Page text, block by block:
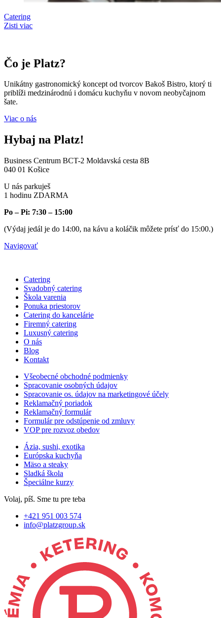
Catering
Zisti viac
Čo je Platz?
Unikátny gastronomický koncept od tvorcov Bakoš Bistro, ktorý ti
priblíži medzinárodnú i domácu kuchyňu v novom neobyčajnom
šate.
Viac o nás
Hybaj na Platz!
Business Centrum BCT-2 Moldavská cesta 8B
040 01 Košice
U nás parkuješ
1 hodinu ZDARMA
Po – Pi: 7:30 – 15:00
(Výdaj jedál je do 14:00, na kávu a koláčik môžete prísť do 15:00.)
Navigovať
Catering
Svadobný catering
Škola varenia
Ponuka priestorov
Catering do kancelárie
Firemný catering
Luxusný catering
O nás
Blog
Kontakt
Všeobecné obchodné podmienky
Spracovanie osobných údajov
Spracovanie os. údajov na marketingové účely
Reklamačný poriadok
Reklamačný formulár
Formulár pre odstúpenie od zmluvy
VOP pre rozvoz obedov
Ázia, sushi, exotika
Európska kuchyňa
Mäso a steaky
Sladká škola
Špeciálne kurzy
Volaj, píš. Sme tu pre teba
+421 951 003 574
info@platzgroup.sk